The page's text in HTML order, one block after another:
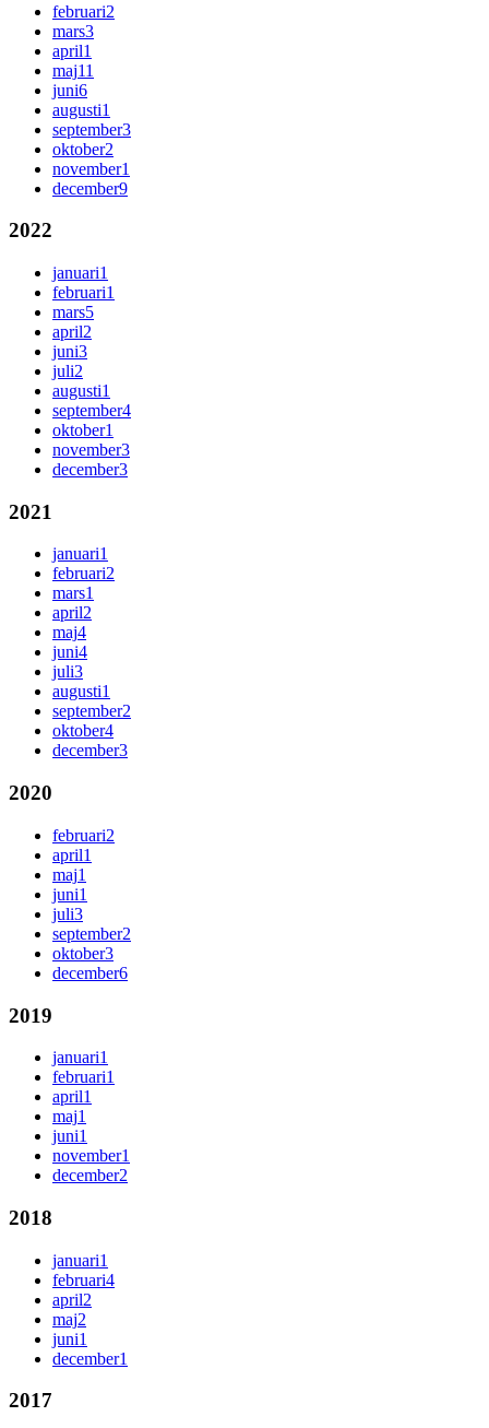
februari2
mars3
april1
maj11
juni6
augusti1
september3
oktober2
november1
december9
2022
januari1
februari1
mars5
april2
juni3
juli2
augusti1
september4
oktober1
november3
december3
2021
januari1
februari2
mars1
april2
maj4
juni4
juli3
augusti1
september2
oktober4
december3
2020
februari2
april1
maj1
juni1
juli3
september2
oktober3
december6
2019
januari1
februari1
april1
maj1
juni1
november1
december2
2018
januari1
februari4
april2
maj2
juni1
december1
2017